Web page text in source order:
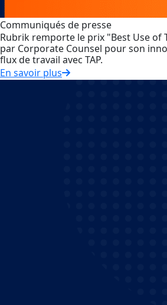
Communiqués de presse
Rubrik remporte le prix "Best Use of
par Corporate Counsel pour son
flux de travail avec TAP.
En savoir plus